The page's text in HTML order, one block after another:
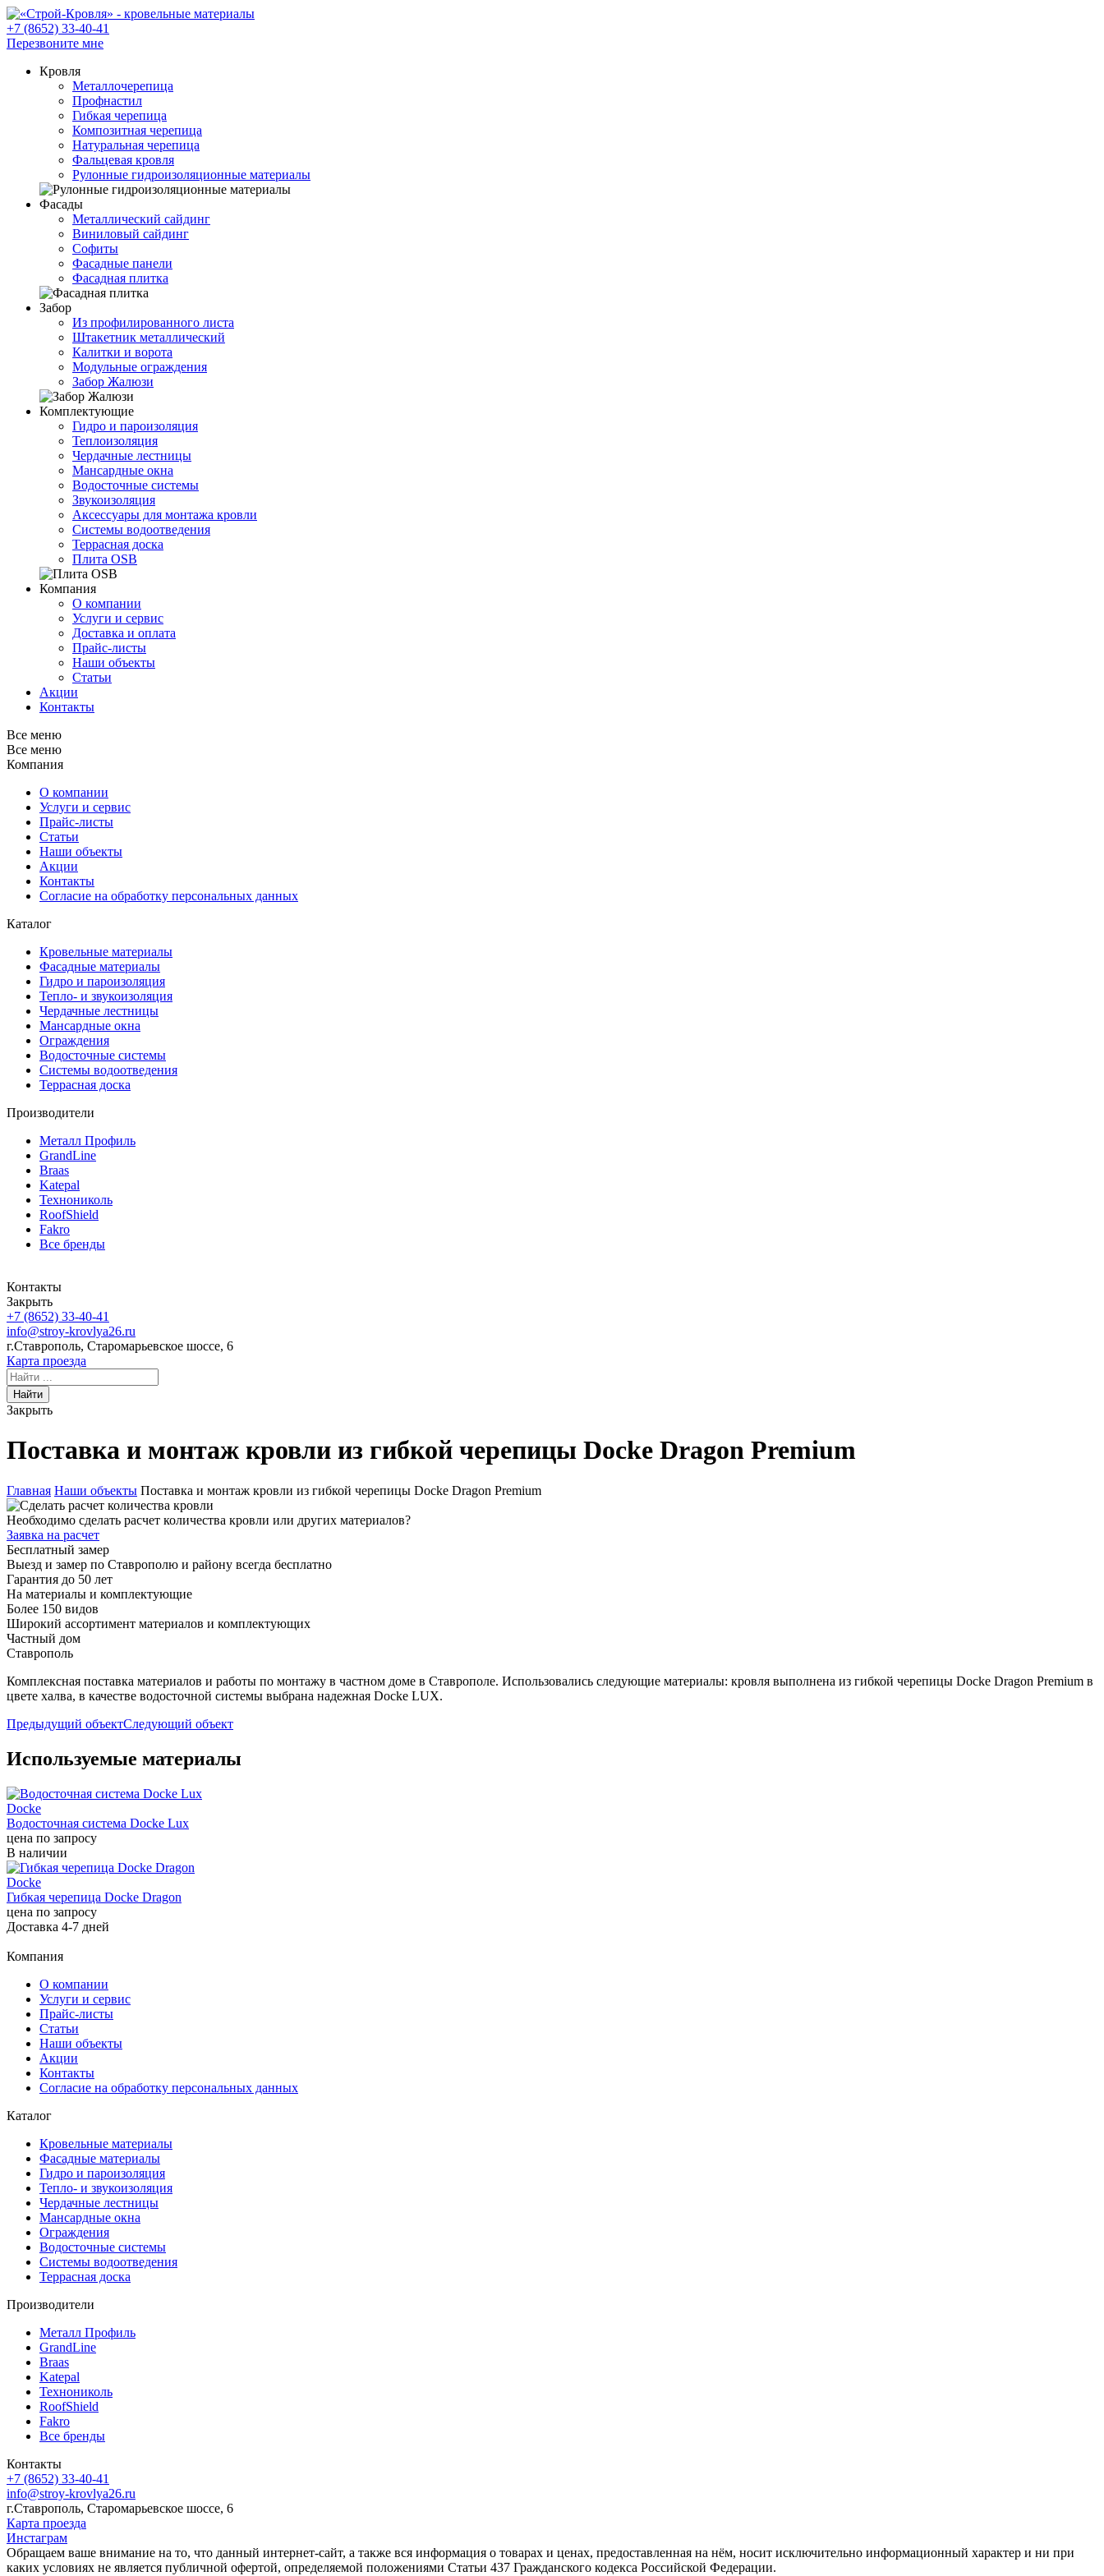
+7 (8652) 33-40-41
Перезвоните мне
Кровля
Металлочерепица
Профнастил
Гибкая черепица
Композитная черепица
Натуральная черепица
Фальцевая кровля
Рулонные гидроизоляционные материалы
Фасады
Металлический сайдинг
Виниловый сайдинг
Софиты
Фасадные панели
Фасадная плитка
Забор
Из профилированного листа
Штакетник металлический
Калитки и ворота
Модульные ограждения
Забор Жалюзи
Комплектующие
Гидро и пароизоляция
Теплоизоляция
Чердачные лестницы
Мансардные окна
Водосточные системы
Звукоизоляция
Аксессуары для монтажа кровли
Системы водоотведения
Террасная доска
Плита OSB
Компания
О компании
Услуги и сервис
Доставка и оплата
Прайс-листы
Наши объекты
Статьи
Акции
Контакты
Все меню
Все меню
Компания
О компании
Услуги и сервис
Прайс-листы
Cтатьи
Наши объекты
Акции
Контакты
Согласие на обработку персональных данных
Каталог
Кровельные материалы
Фасадные материалы
Гидро и пароизоляция
Тепло- и звукоизоляция
Чердачные лестницы
Мансардные окна
Ограждения
Водосточные системы
Системы водоотведения
Террасная доска
Производители
Металл Профиль
GrandLine
Braas
Katepal
Технониколь
RoofShield
Fakro
Все бренды
Контакты
Закрыть
+7 (8652) 33-40-41
info@stroy-krovlya26.ru
г.Ставрополь, Старомарьевское шоссе, 6
Карта проезда
Найти
Закрыть
Поставка и монтаж кровли из гибкой черепицы Docke Dragon Premium
Главная Наши объекты Поставка и монтаж кровли из гибкой черепицы Docke Dragon Premium
Необходимо сделать расчет количества кровли или других материалов?
Заявка на расчет
Бесплатный замер
Выезд и замер по Ставрополю и району всегда бесплатно
Гарантия до 50 лет
На материалы и комплектующие
Более 150 видов
Широкий ассортимент материалов и комплектующих
Частный дом
Ставрополь
Комплексная поставка материалов и работы по монтажу в частном доме в Ставрополе. Использовались следующие материалы: кровля выполнена из гибкой черепицы Docke Dragon Premium в
цвете халва, в качестве водосточной системы выбрана надежная Docke LUX.
Предыдущий объектСледующий объект
Используемые материалы
Docke
Водосточная система Docke Lux
цена по запросу
В наличии
Docke
Гибкая черепица Docke Dragon
цена по запросу
Доставка 4-7 дней
Компания
О компании
Услуги и сервис
Прайс-листы
Cтатьи
Наши объекты
Акции
Контакты
Согласие на обработку персональных данных
Каталог
Кровельные материалы
Фасадные материалы
Гидро и пароизоляция
Тепло- и звукоизоляция
Чердачные лестницы
Мансардные окна
Ограждения
Водосточные системы
Системы водоотведения
Террасная доска
Производители
Металл Профиль
GrandLine
Braas
Katepal
Технониколь
RoofShield
Fakro
Все бренды
Контакты
+7 (8652) 33-40-41
info@stroy-krovlya26.ru
г.Ставрополь, Старомарьевское шоссе, 6
Карта проезда
Инстаграм
Обращаем ваше внимание на то, что данный интернет-сайт, а также вся информация о товарах и ценах, предоставленная на нём, носит исключительно информационный характер и ни при
каких условиях не является публичной офертой, определяемой положениями Статьи 437 Гражданского кодекса Российской Федерации.